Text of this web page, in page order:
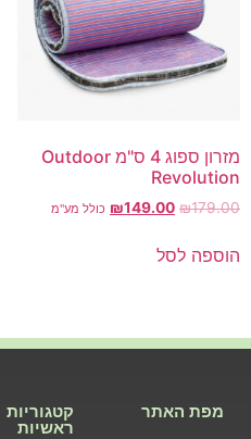
מזרון ספוג 4 ס"מ Outdoor
Revolution
₪179.00
₪149.00 כולל מע"מ
הוספה לסל
מפת האתר
קטגוריות
ראשיות